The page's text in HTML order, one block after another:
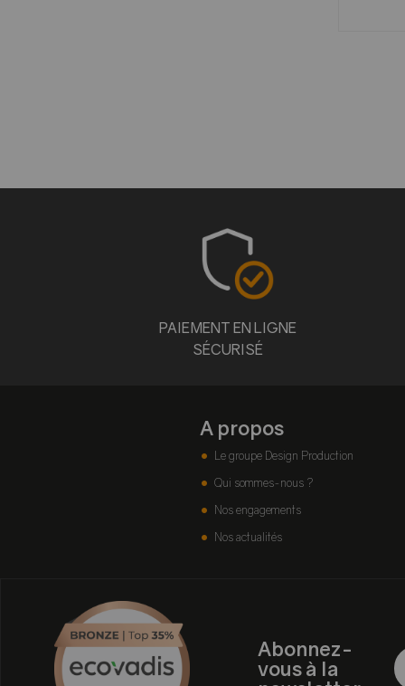
PAIEMENT EN LIGNE
SÉCURISÉ
A propos
Le groupe Design Production
Qui sommes-nous ?
Nos engagements
Nos actualités
Abonnez-
vous à la